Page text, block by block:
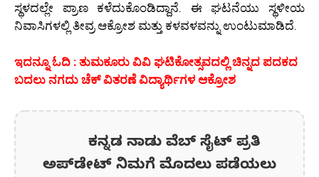
ಸ್ಥಳದಲ್ಲೇ ಪ್ರಾಣ ಕಳೆದುಕೊಂಡಿದ್ದಾನೆ. ಈ ಘಟನೆಯು ಸ್ಥಳೀಯ
ನಿವಾಸಿಗಳಲ್ಲಿ ತೀವ್ರ ಆಕ್ರೋಶ ಮತ್ತು ಕಳವಳವನ್ನು ಉಂಟುಮಾಡಿದೆ.
ಇದನ್ನೂ ಓದಿ : ತುಮಕೂರು ವಿವಿ ಘಟಿಕೋತ್ಸವದಲ್ಲಿ ಚಿನ್ನದ ಪದಕದ
ಬದಲು ನಗದು ಚೆಕ್ ವಿತರಣೆ ವಿದ್ಯಾರ್ಥಿಗಳ ಆಕ್ರೋಶ
ಕನ್ನಡ ನಾಡು ವೆಬ್ ಸೈಟ್ ಪ್ರತಿ
ಅಪ್‌ಡೇಟ್‌ ನಿಮಗೆ ಮೊದಲು ಪಡೆಯಲು